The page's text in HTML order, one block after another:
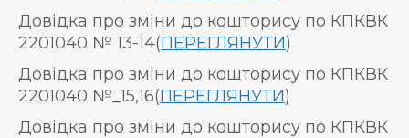
Довідка про зміни до кошторису по КПКВК
2201040 № 13-14(ПЕРЕГЛЯНУТИ)
Довідка про зміни до кошторису по КПКВК
2201040 №_15,16(ПЕРЕГЛЯНУТИ)
Довідка про зміни до кошторису по КПКВК